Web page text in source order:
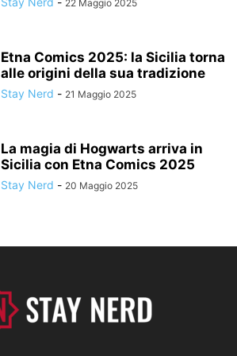
22 Maggio 2025
Etna Comics 2025: la Sicilia torna
alle origini della sua tradizione
Stay Nerd - 21 Maggio 2025
La magia di Hogwarts arriva in
Sicilia con Etna Comics 2025
Stay Nerd - 20 Maggio 2025